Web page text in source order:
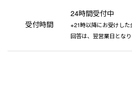
受付時間
24時間受付中
※21時以降にお受けし
回答は、翌営業日となり